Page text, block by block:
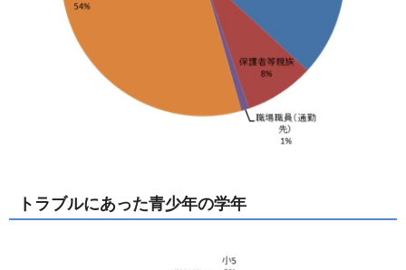
トラブルにあった青少年の学年